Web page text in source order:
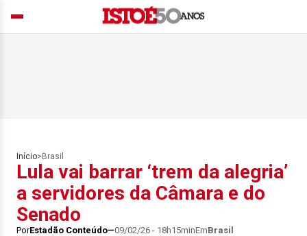
Início> Brasil
Lula vai barrar ‘trem da alegria’
a servidores da Câmara e do
Senado
PorEstadão Conteúdo 09/02/26 - 18h15minEmBrasil